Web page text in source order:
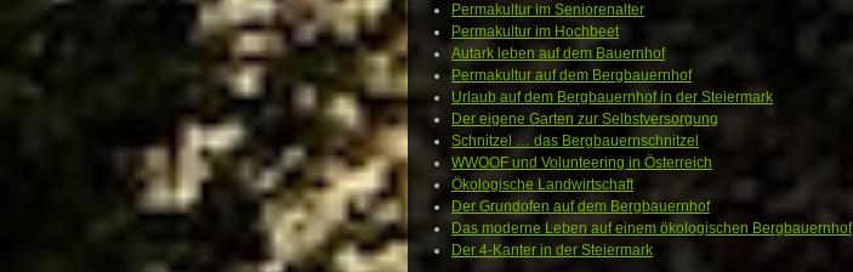
Permakultur im Seniorenalter
Permakultur im Hochbeet
Autark leben auf dem Bauernhof
Permakultur auf dem Bergbauernhof
Urlaub auf dem Bergbauernhof in der Steiermark
Der eigene Garten zur Selbstversorgung
Schnitzel … das Bergbauernschnitzel
WWOOF und Volunteering in Österreich
Ökologische Landwirtschaft
Der Grundofen auf dem Bergbauernhof
Das moderne Leben auf einem ökologischen Bergbauernhof
Der 4-Kanter in der Steiermark